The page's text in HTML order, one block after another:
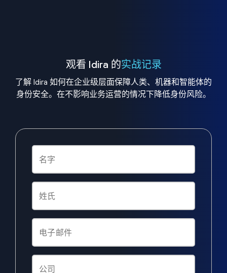
观看 Idira 的实战记录
了解 Idira 如何在企业级层面保障人类、机器和智能体的
身份安全。在不影响业务运营的情况下降低身份风险。